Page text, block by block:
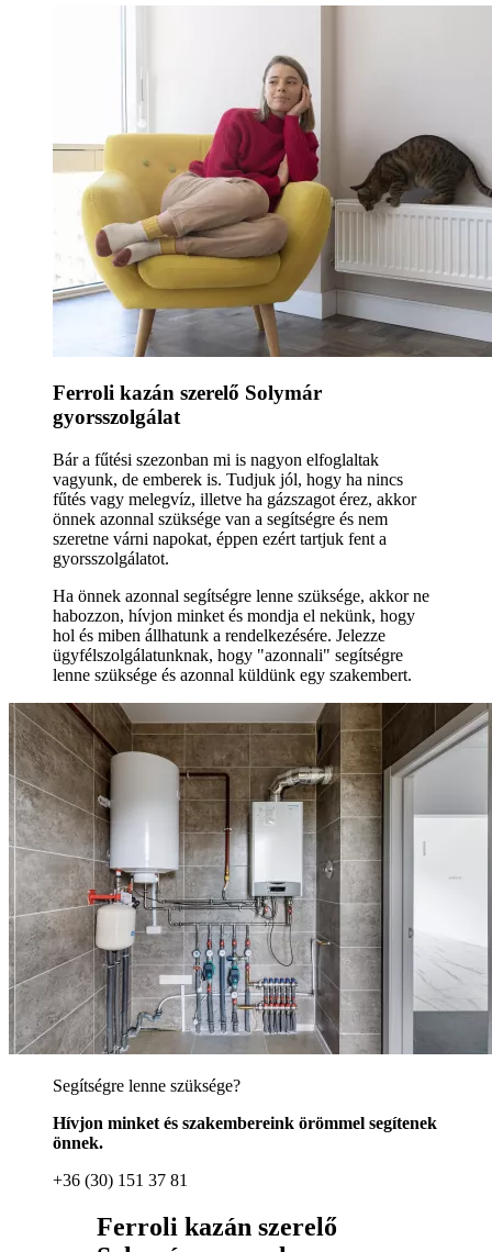
Ferroli kazán szerelő Solymár
gyorsszolgálat
Bár a fűtési szezonban mi is nagyon elfoglaltak
vagyunk, de emberek is. Tudjuk jól, hogy ha nincs
fűtés vagy melegvíz, illetve ha gázszagot érez, akkor
önnek azonnal szüksége van a segítségre és nem
szeretne várni napokat, éppen ezért tartjuk fent a
gyorsszolgálatot.
Ha önnek azonnal segítségre lenne szüksége, akkor ne
habozzon, hívjon minket és mondja el nekünk, hogy
hol és miben állhatunk a rendelkezésére. Jelezze
ügyfélszolgálatunknak, hogy "azonnali" segítségre
lenne szüksége és azonnal küldünk egy szakembert.
Segítségre lenne szüksége?
Hívjon minket és szakembereink örömmel segítenek
önnek.
+36 (30) 151 37 81
Ferroli kazán szerelő